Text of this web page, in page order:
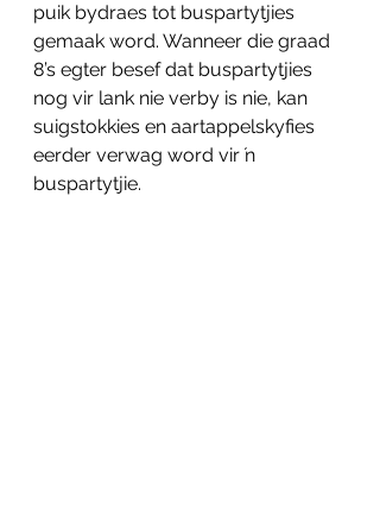
puik bydraes tot buspartytjies
gemaak word. Wanneer die graad
8’s egter besef dat buspartytjies
nog vir lank nie verby is nie, kan
suigstokkies en aartappelskyfies
eerder verwag word vir ŉ
buspartytjie.